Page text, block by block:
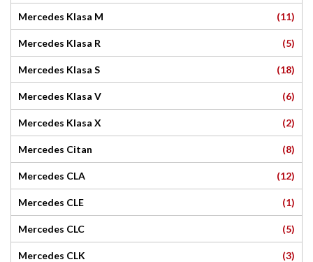
Mercedes Klasa M (11)
Mercedes Klasa R (5)
Mercedes Klasa S (18)
Mercedes Klasa V (6)
Mercedes Klasa X (2)
Mercedes Citan (8)
Mercedes CLA (12)
Mercedes CLE (1)
Mercedes CLC (5)
Mercedes CLK (3)